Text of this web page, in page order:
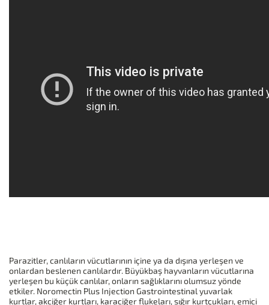
Parazitler, canlıların vücutlarının içine ya da dışına yerleşen ve
onlardan beslenen canlılardır. Büyükbaş hayvanların vücutlarına
yerleşen bu küçük canlılar, onların sağlıklarını olumsuz yönde
etkiler. Noromectin Plus Injection Gastrointestinal yuvarlak
kurtlar, akciğer kurtları, karaciğer flukeları, sığır kurtçukları, emici